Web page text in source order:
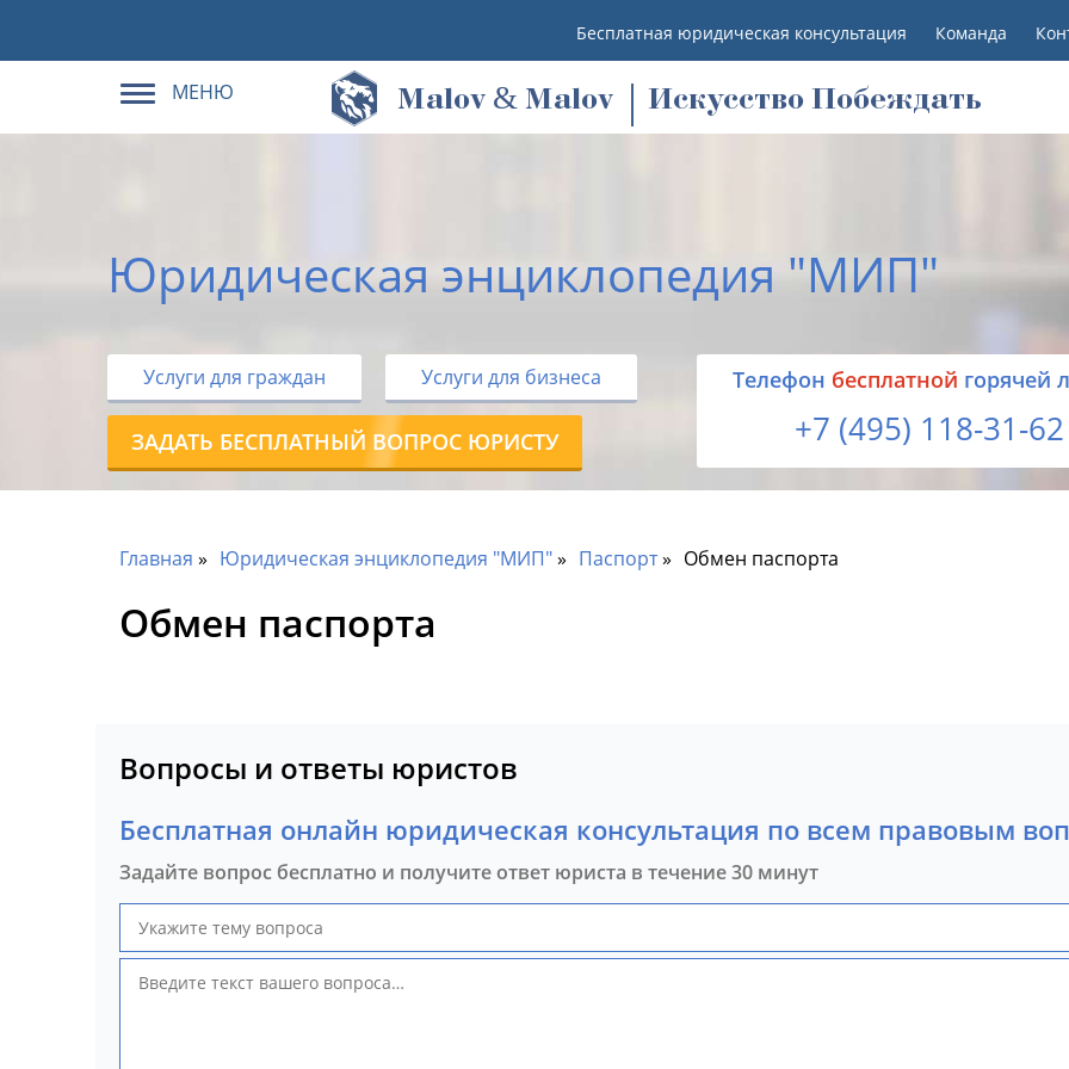
Бесплатная юридическая консультация Команда
МЕНЮ Malov & Malov Искусство Побеждать
Юридическая энциклопедия "МИП"
Услуги для граждан Услуги для бизнеса
ЗАДАТЬ БЕСПЛАТНЫЙ ВОПРОС ЮРИСТУ
Tелефон бесплатной горячей
+7 (495) 118-31-62
Главная Юридическая энциклопедия "МИП" Паспорт Обмен паспорта
Обмен паспорта
Вопросы и ответы юристов
Бесплатная онлайн юридическая консультация по всем правовым
Задайте вопрос бесплатно и получите ответ юриста в течение 30 минут